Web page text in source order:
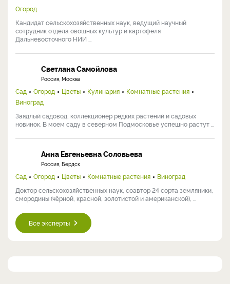
Огород
Кандидат сельскохозяйственных наук, ведущий научный
сотрудник отдела овощных культур и картофеля
Дальневосточного НИИ ...
Светлана Самойлова
Россия, Москва
Сад Огород Цветы Кулинария
Комнатные растения
Виноград
Заядлый садовод, коллекционер редких растений и садовых
новинок. В моем саду в северном Подмосковье успешно растут ...
Анна Евгеньевна Соловьева
Россия, Бердск
Сад Огород Цветы Комнатные растения
Виноград
Доктор сельскохозяйственных наук, соавтор 24 сорта земляники,
смородины (чёрной, красной, золотистой и американской), ...
Все эксперты